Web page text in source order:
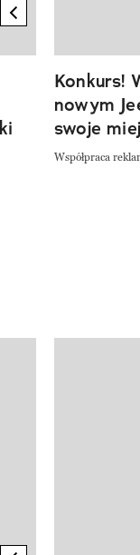
previous element
Konkurs!
nowym
swoje
Współpraca